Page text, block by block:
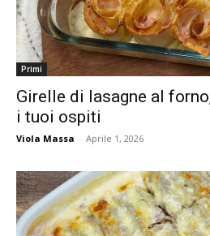
Primi
Girelle di lasagne al
i tuoi ospiti
Viola Massa - Aprile 1, 2026